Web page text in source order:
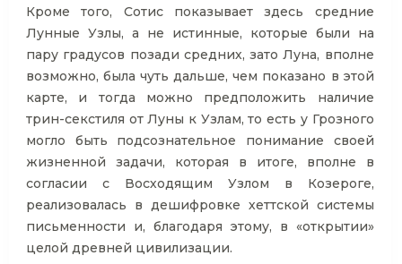
Кроме того, Сотис показывает здесь средние
Лунные Узлы, а не истинные, которые были на
пару градусов позади средних, зато Луна, вполне
возможно, была чуть дальше, чем показано в этой
карте, и тогда можно предположить наличие
трин-секстиля от Луны к Узлам, то есть у Грозного
могло быть подсознательное понимание своей
жизненной задачи, которая в итоге, вполне в
согласии с Восходящим Узлом в Козероге,
реализовалась в дешифровке хеттской системы
письменности и, благодаря этому, в «открытии»
целой древней цивилизации.